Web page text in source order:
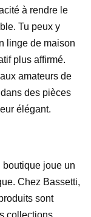
à rendre le
Tu peux y
linge de maison
plus affirmé.
amateurs de
des pièces
élégant.
boutique joue un
Chez Bassetti,
sont
collections